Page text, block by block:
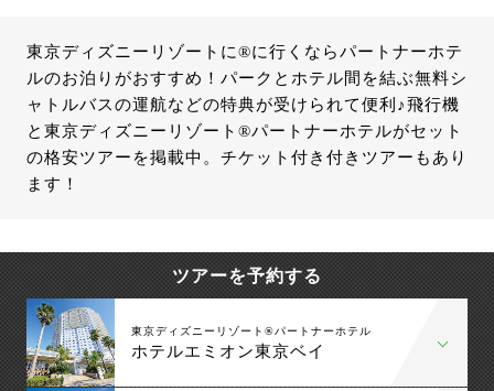
東京ディズニーリゾートに®に行くならパートナーホテ
ルのお泊りがおすすめ！パークとホテル間を結ぶ無料シ
ャトルバスの運航などの特典が受けられて便利♪飛行機
と東京ディズニーリゾート®パートナーホテルがセット
の格安ツアーを掲載中。チケット付き付きツアーもあり
ます！
ツアーを予約する
東京ディズニーリゾート®パートナーホテル
ホテルエミオン東京ベイ